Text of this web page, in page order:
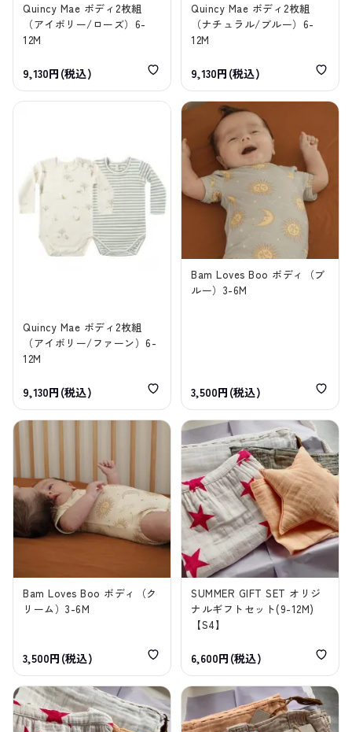
Quincy Mae ボディ2枚組
（アイボリー/ローズ）6-
12M
9,130円(税込)
Quincy Mae ボディ2枚組
（ナチュラル/ブルー）6-
12M
9,130円(税込)
Quincy Mae ボディ2枚組
（アイボリー/ファーン）6-
12M
9,130円(税込)
Bam Loves Boo ボディ（ブ
ルー）3-6M
3,500円(税込)
Bam Loves Boo ボディ（ク
リーム）3-6M
3,500円(税込)
SUMMER GIFT SET オリジ
ナルギフトセット(9-12M)
【S4】
6,600円(税込)